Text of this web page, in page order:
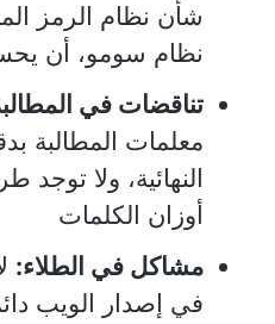
شأن نظام الرمز
نظام سومو، أن
تناقضات في
معلمات المطالبة
النهائية، ولا
أوزان الكلمات
مشاكل في الطلاء:
في إصدار الويب